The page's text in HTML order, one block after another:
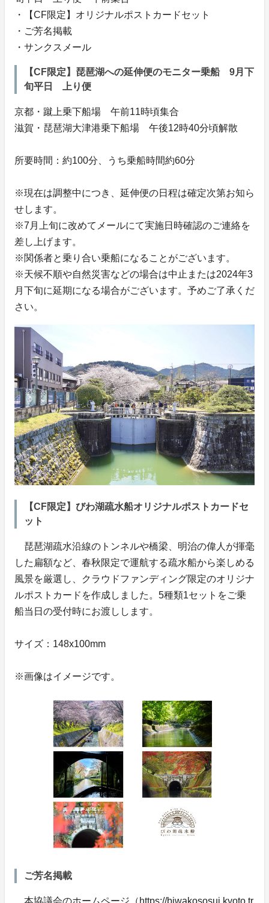
・【CF限定】オリジナルポストカードセット
・ご芳名掲載
・サンクスメール
【CF限定】琵琶湖への延伸便のモニター乗船 9月下
旬平日 上り便
京都・蹴上乗下船場 午前11時頃集合
滋賀・琵琶湖大津港乗下船場 午後12時40分頃解散
所要時間：約100分、うち乗船時間約60分
※現在は調整中につき、延伸便の日程は確定次第お知ら
せします。
※7月上旬に改めてメールにて実施日時確認のご連絡を
差し上げます。
※関係者と乗り合い乗船になることがございます。
※天候不順や自然災害などの場合は中止または2024年3
月下旬に延期になる場合がございます。予めご了承くだ
さい。
【CF限定】びわ湖疏水船オリジナルポストカードセ
ット
琵琶湖疏水沿線のトンネルや橋梁、明治の偉人が揮毫
した扁額など、春秋限定で運航する疏水船から楽しめる
風景を厳選し、クラウドファンディング限定のオリジナ
ルポストカードを作成しました。5種類1セットをご乗
船当日の受付時にお渡しします。
サイズ：148x100mm
※画像はイメージです。
ご芳名掲載